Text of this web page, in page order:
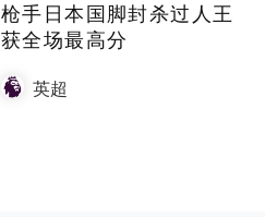
枪手日本国脚封杀过人王
获全场最高分
英超